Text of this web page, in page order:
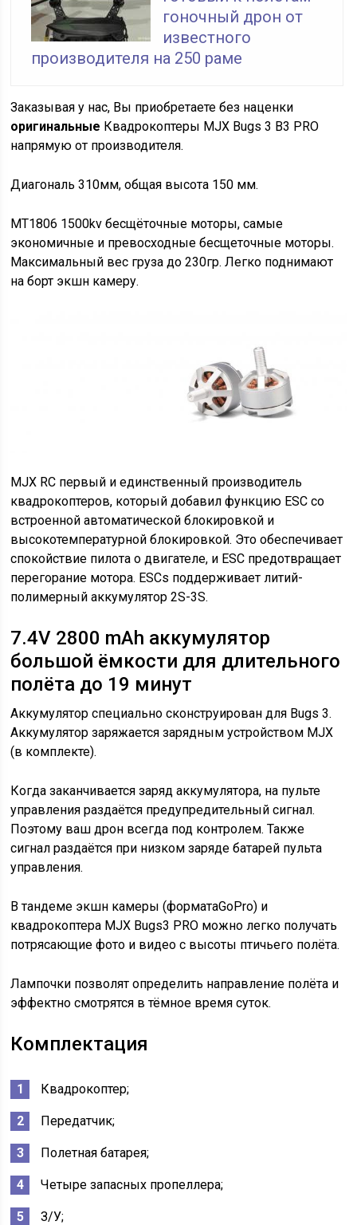
гоночный дрон от
известного
производителя на 250 раме
Заказывая у нас, Вы приобретаете без наценки
оригинальные Квадрокоптеры MJX Bugs 3 B3 PRO
напрямую от производителя.
Диагональ 310мм, общая высота 150 мм.
MT1806 1500kv бесщёточные моторы,самые
экономичные и превосходные бесщеточные моторы.
Максимальный вес груза до 230гр. Легко поднимают
на борт экшн камеру.
MJX RC первый и единственный производитель
квадрокоптеров, который добавил функцию ESC со
встроенной автоматической блокировкой и
высокотемпературной блокировкой. Это обеспечивает
спокойствие пилота о двигателе, и ESC предотвращает
перегорание мотора. ESCs поддерживает литий-
полимерный аккумулятор 2S-3S.
7.4V 2800 mAh аккумулятор
большой ёмкости для длительного
полёта до 19 минут
Аккумулятор специально сконструирован для Bugs 3.
Аккумулятор заряжается зарядным устройством MJX
(в комплекте).
Когда заканчивается заряд аккумулятора, на пульте
управления раздаётся предупредительный сигнал.
Поэтому ваш дрон всегда под контролем. Также
сигнал раздаётся при низком заряде батарей пульта
управления.
В тандеме экшн камеры (форматаGoPro) и
квадрокоптера MJX Bugs3 PRO можно легко получать
потрясающие фото и видео с высоты птичьего полёта.
Лампочки позволят определить направление полёта и
эффектно смотрятся в тёмное время суток.
Комплектация
Квадрокоптер;
Передатчик;
Полетная батарея;
Четыре запасных пропеллера;
З/У;